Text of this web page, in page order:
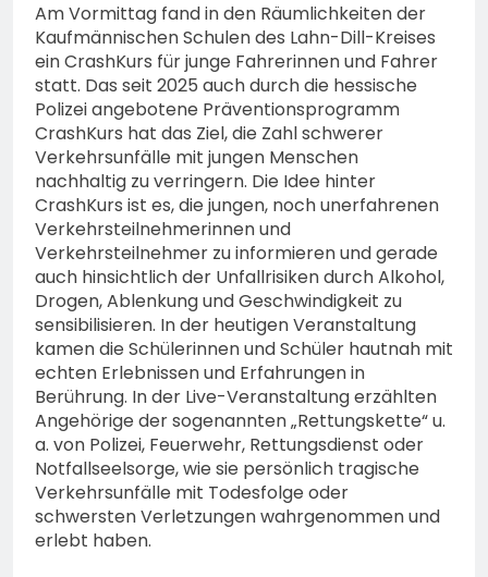
Am Vormittag fand in den Räumlichkeiten der
Kaufmännischen Schulen des Lahn-Dill-Kreises
ein CrashKurs für junge Fahrerinnen und Fahrer
statt. Das seit 2025 auch durch die hessische
Polizei angebotene Präventionsprogramm
CrashKurs hat das Ziel, die Zahl schwerer
Verkehrsunfälle mit jungen Menschen
nachhaltig zu verringern. Die Idee hinter
CrashKurs ist es, die jungen, noch unerfahrenen
Verkehrsteilnehmerinnen und
Verkehrsteilnehmer zu informieren und gerade
auch hinsichtlich der Unfallrisiken durch Alkohol,
Drogen, Ablenkung und Geschwindigkeit zu
sensibilisieren. In der heutigen Veranstaltung
kamen die Schülerinnen und Schüler hautnah mit
echten Erlebnissen und Erfahrungen in
Berührung. In der Live-Veranstaltung erzählten
Angehörige der sogenannten „Rettungskette“ u.
a. von Polizei, Feuerwehr, Rettungsdienst oder
Notfallseelsorge, wie sie persönlich tragische
Verkehrsunfälle mit Todesfolge oder
schwersten Verletzungen wahrgenommen und
erlebt haben.